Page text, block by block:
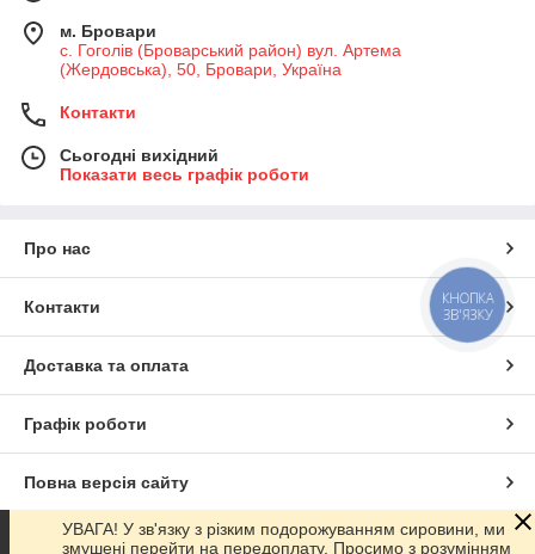
м. Бровари
с. Гоголів (Броварський район) вул. Артема
(Жердовська), 50, Бровари, Україна
Контакти
Сьогодні вихідний
Показати весь графік роботи
Про нас
Контакти
Доставка та оплата
Графік роботи
Повна версія сайту
Сайт створено на маркетплейсіProm.ua
УВАГА! У зв'язку з різким подорожуванням сировини, ми
змушені перейти на передоплату. Просимо з розумінням
КНОПКА
ЗВ'ЯЗКУ